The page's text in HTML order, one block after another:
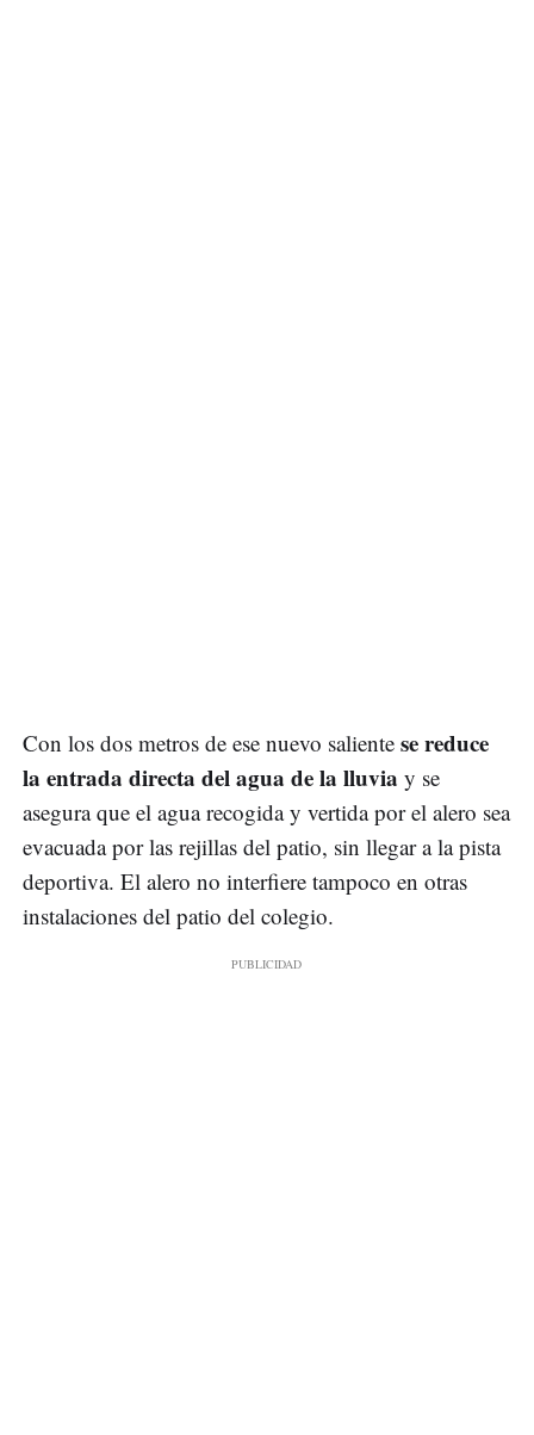
Con los dos metros de ese nuevo saliente se reduce
la entrada directa del agua de la lluvia y se
asegura que el agua recogida y vertida por el alero sea
evacuada por las rejillas del patio, sin llegar a la pista
deportiva. El alero no interfiere tampoco en otras
instalaciones del patio del colegio.